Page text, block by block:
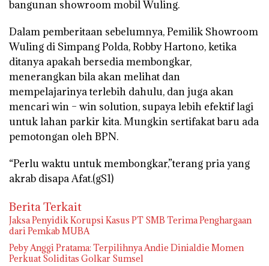
bangunan showroom mobil Wuling.
Dalam pemberitaan sebelumnya, Pemilik Showroom
Wuling di Simpang Polda, Robby Hartono, ketika
ditanya apakah bersedia membongkar,
menerangkan bila akan melihat dan
mempelajarinya terlebih dahulu, dan juga akan
mencari win – win solution, supaya lebih efektif lagi
untuk lahan parkir kita. Mungkin sertifakat baru ada
pemotongan oleh BPN.
“Perlu waktu untuk membongkar,”terang pria yang
akrab disapa Afat.(gS1)
Berita Terkait
Jaksa Penyidik Korupsi Kasus PT SMB Terima Penghargaan
dari Pemkab MUBA
Peby Anggi Pratama: Terpilihnya Andie Dinialdie Momen
Perkuat Soliditas Golkar Sumsel